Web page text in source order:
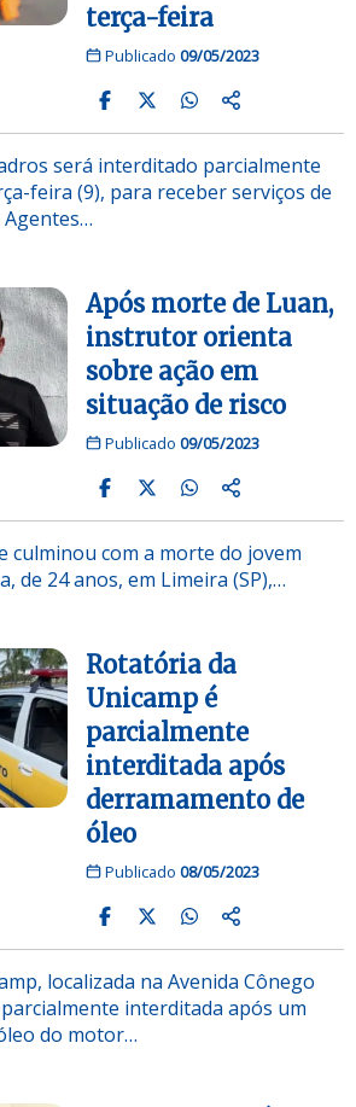
terça-feira
Publicado 09/05/2023
será interditado parcialmente
feira (9), para receber serviços de
Agentes…
Após morte de Luan,
instrutor orienta
sobre ação em
situação de risco
Publicado 09/05/2023
culminou com a morte do jovem
de 24 anos, em Limeira (SP),…
Rotatória da
Unicamp é
parcialmente
interditada após
derramamento de
óleo
Publicado 08/05/2023
localizada na Avenida Cônego
interditada após um
do motor…